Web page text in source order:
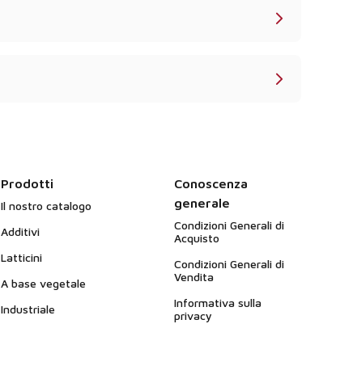
Prodotti
Il nostro catalogo
Additivi
Latticini
A base vegetale
Industriale
Conoscenza
generale
Condizioni Generali di
Acquisto
Condizioni Generali di
Vendita
Informativa sulla
privacy